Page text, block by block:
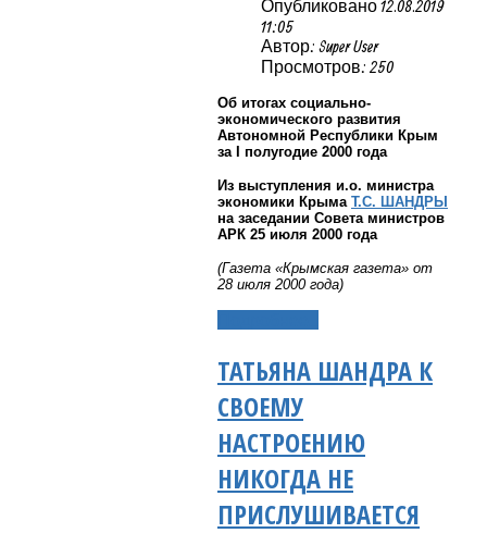
Опубликовано 12.08.2019
11:05
Автор: Super User
Просмотров: 250
Об итогах социально-
экономического развития
Автономной Республики Крым
за I полугодие 2000 года
Из выступления и.о. министра
экономики Крыма Т.С. ШАНДРЫ
на заседании Совета министров
АРК 25 июля 2000 года
(Газета «Крымская газета» от
28 июля 2000 года)
ТАТЬЯНА ШАНДРА К
СВОЕМУ
НАСТРОЕНИЮ
НИКОГДА НЕ
ПРИСЛУШИВАЕТСЯ